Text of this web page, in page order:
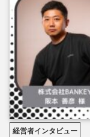
経営者インタビュー